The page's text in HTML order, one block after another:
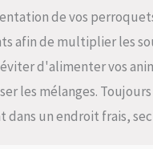
de vos
afin de multiplier les
d'alimenter vos
les mélanges.
dans un endroit frais,